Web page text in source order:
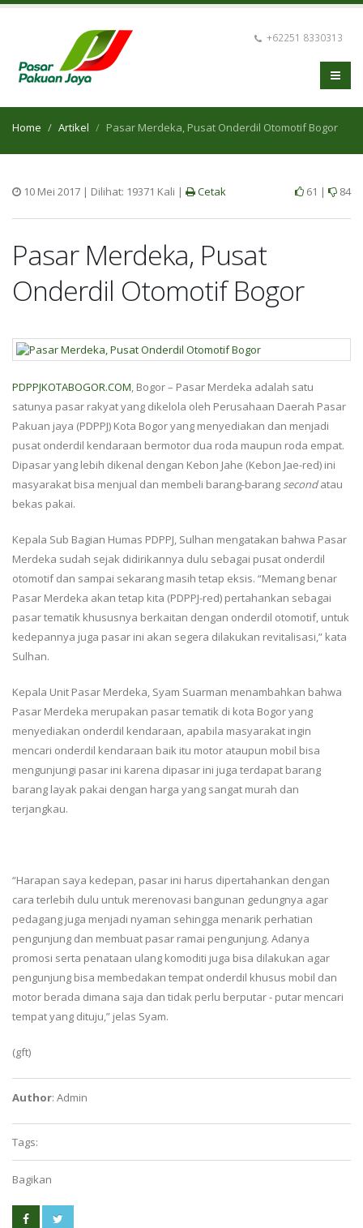
+62251 8330313
Home Artikel Pasar Merdeka, Pusat Onderdil Otomotif Bogor
61 | 84
10 Mei 2017 | Dilihat: 19371 Kali | Cetak
Pasar Merdeka, Pusat
Onderdil Otomotif Bogor
PDPPJKOTABOGOR.COM, Bogor – Pasar Merdeka adalah satu
satunya pasar rakyat yang dikelola oleh Perusahaan Daerah Pasar
Pakuan jaya (PDPPJ) Kota Bogor yang menyediakan dan menjadi
pusat onderdil kendaraan bermotor dua roda maupun roda empat.
Dipasar yang lebih dikenal dengan Kebon Jahe (Kebon Jae-red) ini
masyarakat bisa menjual dan membeli barang-barang secondatau
bekas pakai.
Kepala Sub Bagian Humas PDPPJ, Sulhan mengatakan bahwa Pasar
Merdeka sudah sejak didirikannya dulu sebagai pusat onderdil
otomotif dan sampai sekarang masih tetap eksis. “Memang benar
Pasar Merdeka akan tetap kita (PDPPJ-red) pertahankan sebagai
pasar tematik khususnya berkaitan dengan onderdil otomotif, untuk
kedepannya juga pasar ini akan segera dilakukan revitalisasi,” kata
Sulhan.
Kepala Unit Pasar Merdeka, Syam Suarman menambahkan bahwa
Pasar Merdeka merupakan pasar tematik di kota Bogor yang
menyediakan onderdil kendaraan, apabila masyarakat ingin
mencari onderdil kendaraan baik itu motor ataupun mobil bisa
mengunjungi pasar ini karena dipasar ini juga terdapat barang
barang layak pakai dengan harga yang sangat murah dan
terjangkau.
“Harapan saya kedepan, pasar ini harus dipertahankan dengan
cara terlebih dulu untuk merenovasi bangunan gedungnya agar
pedagang juga menjadi nyaman sehingga menarik perhatian
pengunjung dan membuat pasar ramai pengunjung. Adanya
promosi serta penataan ulang komoditi juga bisa dilakukan agar
pengunjung bisa membedakan tempat onderdil khusus mobil dan
motor berada dimana saja dan tidak perlu berputar - putar mencari
tempat yang dituju,” jelas Syam.
(gft)
Author: Admin
Tags:
Bagikan